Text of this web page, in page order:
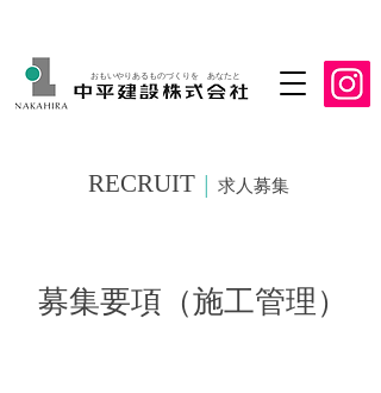
おもいやりあるものづくりを あなたと
RECRUIT 求人募集
募集要項（施工管理）